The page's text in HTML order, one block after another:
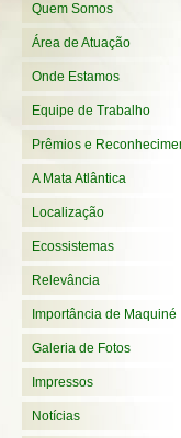
Quem Somos
Área de Atuação
Onde Estamos
Equipe de Trabalho
Prêmios e
A Mata Atlântica
Localização
Ecossistemas
Relevância
Importância de Maquiné
Galeria de Fotos
Impressos
Notícias